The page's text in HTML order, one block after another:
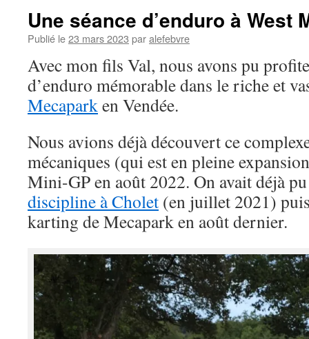
Une séance d’enduro à West
Publié le23 mars 2023 paralefebvre
Avec mon fils Val, nous avons pu
d’enduro mémorable dans le riche et
Mecaparken Vendée.
Nous avions déjà découvert ce
mécaniques (qui est en pleine
Mini-GP en août 2022. On avait déjà
discipline à Cholet (en juillet 2021)
karting de Mecapark en août dernier.